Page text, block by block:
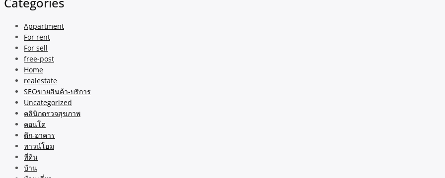
Appartment
For rent
For sell
free-post
Home
realestate
SEOขายสินค้า-บริการ
Uncategorized
คลินิกตรวจสุขภาพ
คอนโด
ตึก-อาคาร
ทาวน์โฮม
ที่ดิน
บ้าน